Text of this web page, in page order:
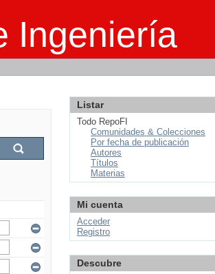
Ingeniería
Listar
Todo RepoFI
Comunidades & Colecciones
Por fecha de publicación
Autores
Títulos
Materias
Mi cuenta
Acceder
Registro
Descubre